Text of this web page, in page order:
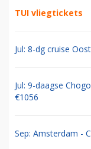
TUI vliegtickets
Jul: 8-dg cruise
Jul: 9-daagse
€1056
Sep: Amsterdam -